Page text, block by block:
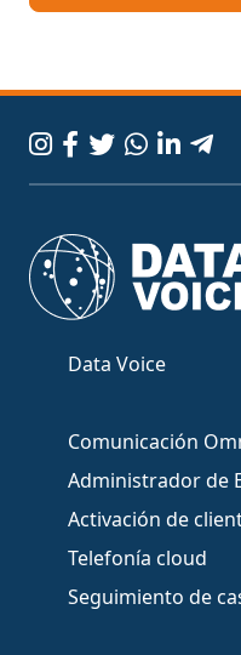
Data Voice
Comunicación
Administrador de
Activación de
Telefonía cloud
Seguimiento de